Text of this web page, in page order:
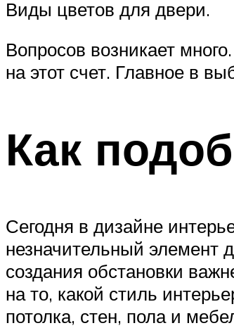
Виды цветов для двери.
Вопросов возникает
на этот счет. Главное в
Как
Сегодня в дизайне
незначительный элемент
создания обстановки
на то, какой стиль
потолка, стен, пола и